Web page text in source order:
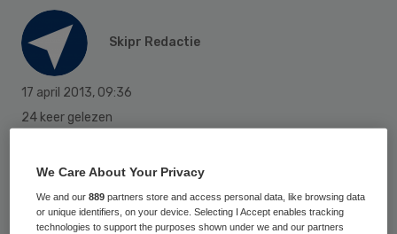
Skipr Redactie
17 april 2013, 09:36
24 keer gelezen
Het Leids Universitair Medisch Centrum
(LUMC) heeft het op één na hoogste
certificaat voor automatisering van de zorg
We Care About Your Privacy
We and our889 partners store and access personal data, like browsing data
or unique identifiers, on your device. Selecting I Accept enables tracking
technologies to support the purposes shown under we and our partners